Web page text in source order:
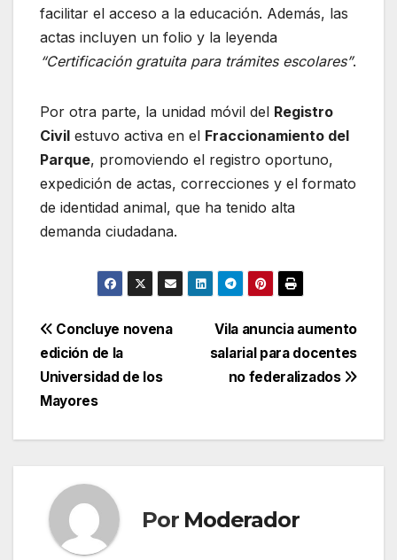
facilitar el acceso a la educación. Además, las
actas incluyen un folio y la leyenda
“Certificación gratuita para trámites escolares”.
Por otra parte, la unidad móvil del Registro
Civil estuvo activa en el Fraccionamiento del
Parque, promoviendo el registro oportuno,
expedición de actas, correcciones y el formato
de identidad animal, que ha tenido alta
demanda ciudadana.
Navegación
de
entradas
Vila anuncia aumento
salarial para docentes
no federalizados
Concluye novena
edición de la
Universidad de los
Mayores
Por Moderador